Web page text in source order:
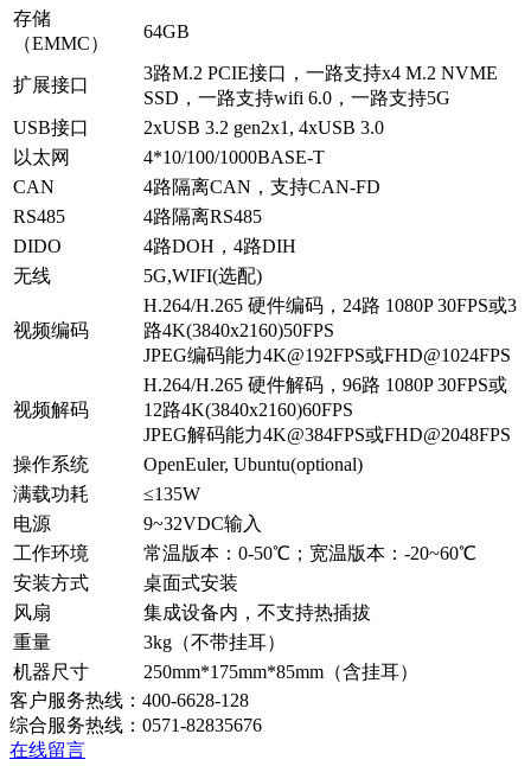
存储
（EMMC）
64GB
扩展接口
3路M.2 PCIE接口，一路支持x4 M.2 NVME
SSD，一路支持wifi 6.0，一路支持5G
USB接口
2xUSB 3.2 gen2x1, 4xUSB 3.0
​以太网
4*10/100/1000BASE-T
CAN
4路隔离CAN，支持CAN-FD
RS485
4路隔离RS485
DIDO
4路DOH，4路DIH
无线
5G,WIFI(选配)
视频编码
H.264/H.265 硬件编码，24路 1080P 30FPS或3
路4K(3840x2160)50FPS
JPEG编码能力4K@192FPS或FHD@1024FPS
视频解码
H.264/H.265 硬件解码，96路 1080P 30FPS或
12路4K(3840x2160)60FPS
JPEG解码能力4K@384FPS或FHD@2048FPS
操作系统
OpenEuler, Ubuntu(optional)
满载功耗
≤135W
电源
9~32VDC输入
工作环境
常温版本：0-50℃；宽温版本：-20~60℃
安装方式
桌面式安装
风扇
集成设备内，不支持热插拔
重量
3kg（不带挂耳）
机器尺寸
250mm*175mm*85mm（含挂耳）
客户服务热线：400-6628-128
综合服务热线：0571-82835676
在线留言